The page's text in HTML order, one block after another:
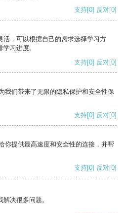
支持[0] 反对[0]
活，可以根据自己的需求选择学习方
习进度。
支持[0] 反对[0]
我们带来了无限的隐私保护和安全性保
支持[0] 反对[0]
你提供最高速度和安全性的连接，并帮
支持[0] 反对[0]
决很多问题。